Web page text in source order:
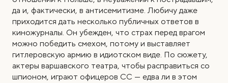
да и, фактически, в антисемитизме. Любичу даже
приходится дать несколько публичных ответов в
киножурналы. Он убежден, что страх перед врагом
можно победить смехом, потому и выставляет
гитлеровскую армию в идиотском виде. По сюжету,
актеры варшавского театра, чтобы расправиться со
шпионом, играют офицеров СС — едва ли в этом